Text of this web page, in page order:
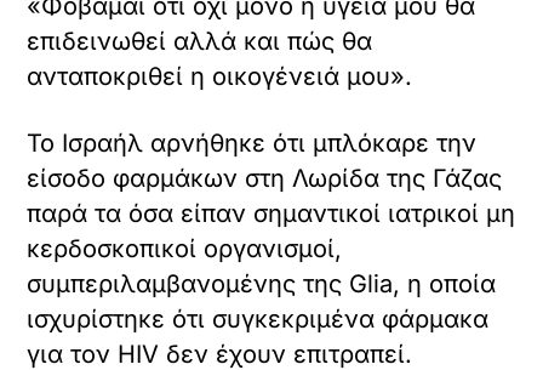
επιδεινωθεί αλλά και πώς θα
ανταποκριθεί η οικογένειά μου».
Το Ισραήλ αρνήθηκε ότι μπλόκαρε την
είσοδο φαρμάκων στη Λωρίδα της Γάζας
παρά τα όσα είπαν σημαντικοί ιατρικοί μη
κερδοσκοπικοί οργανισμοί,
συμπεριλαμβανομένης της Glia, η οποία
ισχυρίστηκε ότι συγκεκριμένα φάρμακα
για τον HIV δεν έχουν επιτραπεί.